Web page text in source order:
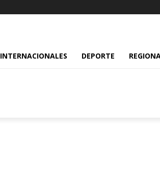
INTERNACIONALES DEPORTE